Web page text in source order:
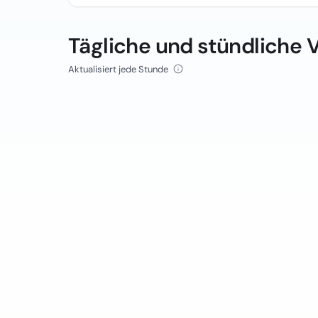
Tägliche und stündliche
Aktualisiert jede Stunde